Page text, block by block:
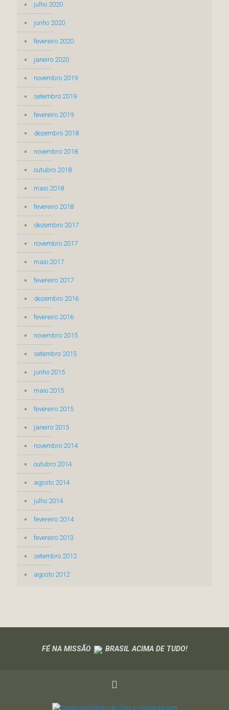
julho 2020
junho 2020
fevereiro 2020
janeiro 2020
novembro 2019
setembro 2019
fevereiro 2019
dezembro 2018
novembro 2018
outubro 2018
maio 2018
fevereiro 2018
dezembro 2017
novembro 2017
maio 2017
fevereiro 2017
dezembro 2016
fevereiro 2016
novembro 2015
setembro 2015
junho 2015
maio 2015
fevereiro 2015
janeiro 2015
novembro 2014
outubro 2014
agosto 2014
julho 2014
fevereiro 2014
fevereiro 2013
setembro 2012
agosto 2012
FÉ NA MISSÃO BRASIL ACIMA DE TUDO!